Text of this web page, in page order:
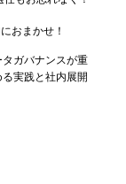
おまかせ！
ガバナンスが重
実践と社内展開